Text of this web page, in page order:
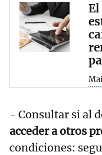
El
- Consultar si al
acceder a otros
condiciones: